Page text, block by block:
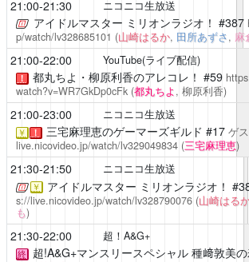
21:00-21:30 ニコニコ生放送
アイドルマスター ミリオンラジオ！ #387
p/watch/lv328685101 (山崎はるか, 田所あずさ, 麻
21:00-22:00 YouTube(ライブ配信)
！ 都丸ちよ・柳原利香のアレコレ！ #59
watch?v=WR7GkDp0cFk (都丸ちよ, 柳原利香)
21:00-23:00 ニコニコ生放送
￥ ！ 三宅麻理恵のゲーマーズギルド #17 ゲ
live.nicovideo.jp/watch/lv329049834 (三宅麻理恵)
21:30-21:50 ニコニコ生放送
￥ アイドルマスター ミリオンラジオ！
s://live.nicovideo.jp/watch/lv328790076 (山崎はる
も)
21:30-22:00 超！A&G+
終 超!A&G+マンスリースペシャル 種﨑敦美の